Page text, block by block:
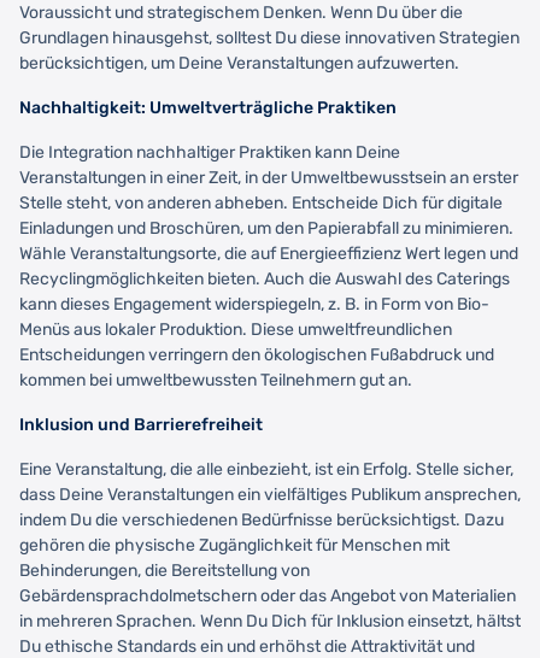
Voraussicht und strategischem Denken. Wenn Du über die
Grundlagen hinausgehst, solltest Du diese innovativen Strategien
berücksichtigen, um Deine Veranstaltungen aufzuwerten.
Nachhaltigkeit: Umweltverträgliche Praktiken
Die Integration nachhaltiger Praktiken kann Deine
Veranstaltungen in einer Zeit, in der Umweltbewusstsein an erster
Stelle steht, von anderen abheben. Entscheide Dich für digitale
Einladungen und Broschüren, um den Papierabfall zu minimieren.
Wähle Veranstaltungsorte, die auf Energieeffizienz Wert legen und
Recyclingmöglichkeiten bieten. Auch die Auswahl des Caterings
kann dieses Engagement widerspiegeln, z. B. in Form von Bio-
Menüs aus lokaler Produktion. Diese umweltfreundlichen
Entscheidungen verringern den ökologischen Fußabdruck und
kommen bei umweltbewussten Teilnehmern gut an.
Inklusion und Barrierefreiheit
Eine Veranstaltung, die alle einbezieht, ist ein Erfolg. Stelle sicher,
dass Deine Veranstaltungen ein vielfältiges Publikum ansprechen,
indem Du die verschiedenen Bedürfnisse berücksichtigst. Dazu
gehören die physische Zugänglichkeit für Menschen mit
Behinderungen, die Bereitstellung von
Gebärdensprachdolmetschern oder das Angebot von Materialien
in mehreren Sprachen. Wenn Du Dich für Inklusion einsetzt, hältst
Du ethische Standards ein und erhöhst die Attraktivität und